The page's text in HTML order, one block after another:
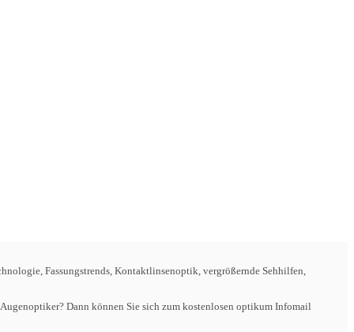
Fassungstrends, Kontaktlinsenoptik, vergrößernde Sehhilfen,
Dann können Sie sich zum kostenlosen optikum Infomail